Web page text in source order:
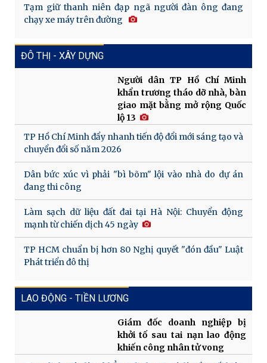
Tạm giữ thanh niên đạp ngã người đàn ông đang
chạy xe máy trên đường
ĐÔ THỊ - XÂY DỰNG
Người dân TP Hồ Chí Minh
khẩn trương tháo dỡ nhà, bàn
giao mặt bằng mở rộng Quốc
lộ 13
TP Hồ Chí Minh đẩy nhanh tiến độ đổi mới sáng tạo và
chuyển đổi số năm 2026
Dân bức xúc vì phải "bì bõm" lội vào nhà do dự án
đang thi công
Làm sạch dữ liệu đất đai tại Hà Nội: Chuyển động
mạnh từ chiến dịch 45 ngày
TP HCM chuẩn bị hơn 80 Nghị quyết "đón đầu" Luật
Giám đốc doanh nghiệp bị
khởi tố sau tai nạn lao động